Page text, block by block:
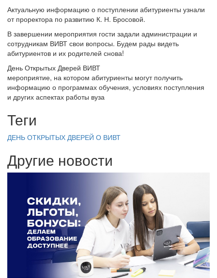
Актуальную информацию о поступлении абитуриенты узнали
от проректора по развитию К. Н. Бросовой.
В завершении мероприятия гости задали администрации и
сотрудникам ВИВТ свои вопросы. Будем рады видеть
абитуриентов и их родителей снова!
День Открытых Дверей ВИВТ
мероприятие, на котором абитуриенты могут получить
информацию о программах обучения, условиях поступления
и других аспектах работы вуза
Теги
ДЕНЬ ОТКРЫТЫХ ДВЕРЕЙ О ВИВТ
Другие новости